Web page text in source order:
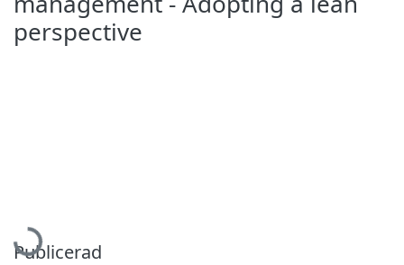
perspective
Hämtar...
Publicerad